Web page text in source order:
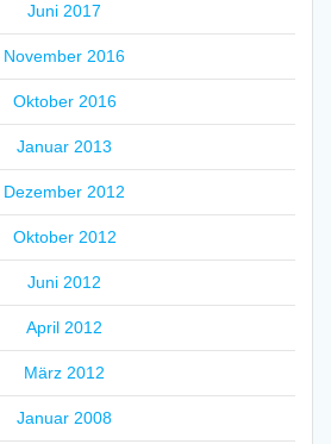
Juni 2017
November 2016
Oktober 2016
Januar 2013
Dezember 2012
Oktober 2012
Juni 2012
April 2012
März 2012
Januar 2008